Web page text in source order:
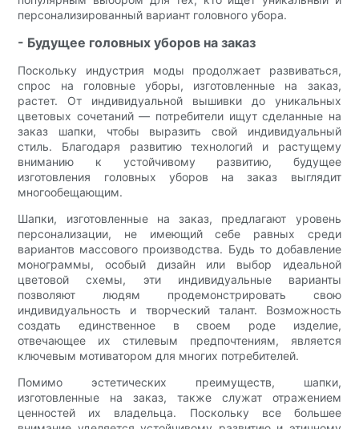
персонализированный вариант головного убора.
- Будущее головных уборов на заказ
Поскольку индустрия моды продолжает развиваться,
спрос на головные уборы, изготовленные на заказ,
растет. От индивидуальной вышивки до уникальных
цветовых сочетаний — потребители ищут сделанные на
заказ шапки, чтобы выразить свой индивидуальный
стиль. Благодаря развитию технологий и растущему
вниманию к устойчивому развитию, будущее
изготовления головных уборов на заказ выглядит
многообещающим.
Шапки, изготовленные на заказ, предлагают уровень
персонализации, не имеющий себе равных среди
вариантов массового производства. Будь то добавление
монограммы, особый дизайн или выбор идеальной
цветовой схемы, эти индивидуальные варианты
позволяют людям продемонстрировать свою
индивидуальность и творческий талант. Возможность
создать единственное в своем роде изделие,
отвечающее их стилевым предпочтениям, является
ключевым мотиватором для многих потребителей.
Помимо эстетических преимуществ, шапки,
изготовленные на заказ, также служат отражением
ценностей их владельца. Поскольку все большее